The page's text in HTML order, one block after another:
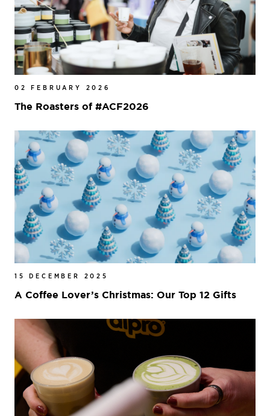
02 FEBRUARY 2026
The Roasters of #ACF2026
15 DECEMBER 2025
A Coffee Lover’s Christmas: Our Top 12 Gifts